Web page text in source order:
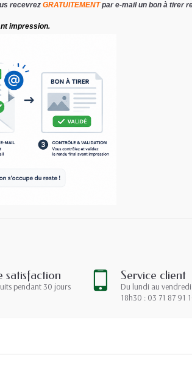
recevrez GRATUITEMENT par e-mail un bon à tirer
impression.
satisfaction
pendant 30 jours
Service client
Du lundi au
18h30 : 03 71 87 91